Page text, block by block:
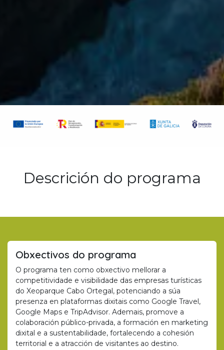
Descrición do programa
Obxectivos do programa
O programa ten como obxectivo mellorar a
competitividade e visibilidade das empresas turísticas
do Xeoparque Cabo Ortegal, potenciando a súa
presenza en plataformas dixitais como Google Travel,
Google Maps e TripAdvisor. Ademais, promove a
colaboración público-privada, a formación en marketing
dixital e a sustentabilidade, fortalecendo a cohesión
territorial e a atracción de visitantes ao destino.